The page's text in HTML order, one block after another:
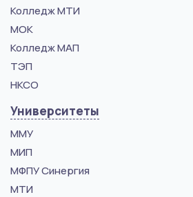
Колледж МТИ
МОК
Колледж МАП
ТЭП
НКСО
Университеты
ММУ
МИП
МФПУ Синергия
МТИ